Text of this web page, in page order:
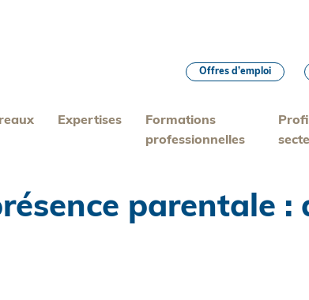
Expertises
Formations
professionnelles
Offres d’emploi
parentale :